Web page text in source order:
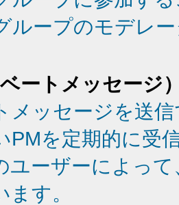
ループのモデレ
ートメッセージ
メッセージを送
PMを定期的に受
ユーザーによっ
す。